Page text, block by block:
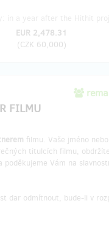
EUR 2,478.31
(CZK 60,000)
FILMU
filmu. Vaše jméno
titulcích filmu,
poděkujeme Vám na
dar odmítnout, bude-li v